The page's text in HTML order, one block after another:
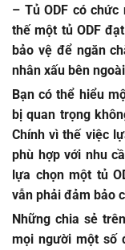
– Tủ ODF có
thế một tủ ODF
bảo vệ để ngăn
nhân xấu bên
Bạn có thể hiểu
bị quan trọng
Chính vì thế việc
phù hợp với nhu
lựa chọn một tủ
vẫn phải đảm bảo
Những chia sẻ trên
mọi người một số